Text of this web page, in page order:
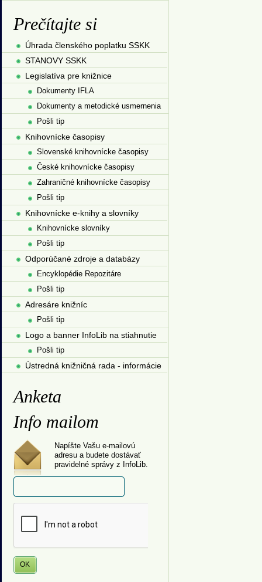
Prečítajte si
Úhrada členského poplatku SSKK
STANOVY SSKK
Legislatíva pre knižnice
Dokumenty IFLA
Dokumenty a metodické usmernenia
Pošli tip
Knihovnícke časopisy
Slovenské knihovnícke časopisy
České knihovnícke časopisy
Zahraničné knihovnícke časopisy
Pošli tip
Knihovnícke e-knihy a slovníky
Knihovnícke slovníky
Pošli tip
Odporúčané zdroje a databázy
Encyklopédie Repozitáre
Pošli tip
Adresáre knižníc
Pošli tip
Logo a banner InfoLib na stiahnutie
Pošli tip
Ústredná knižničná rada - informácie
Anketa
Info mailom
Napíšte Vašu e-mailovú
adresu a budete dostávať
pravidelné správy z InfoLib.